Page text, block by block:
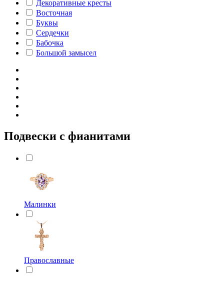
Декоративные кресты
Восточная
Буквы
Сердечки
Бабочка
Большой замысел
Подвески с фианитами
Малинки
Православные